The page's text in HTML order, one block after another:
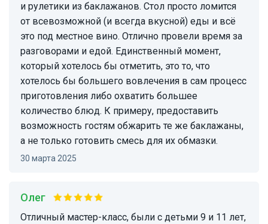
и рулетики из баклажанов. Стол просто ломится
от всевозможной (и всегда вкусной) еды и всё
это под местное вино. Отлично провели время за
разговорами и едой. Единственный момент,
который хотелось бы отметить, это то, что
хотелось бы большего вовлечения в сам процесс
приготовления либо охватить большее
количество блюд. К примеру, предоставить
возможность гостям обжарить те же баклажаны,
а не только готовить смесь для их обмазки.
30 марта 2025
Олег
Отличный мастер-класс, были с детьми 9 и 11 лет,